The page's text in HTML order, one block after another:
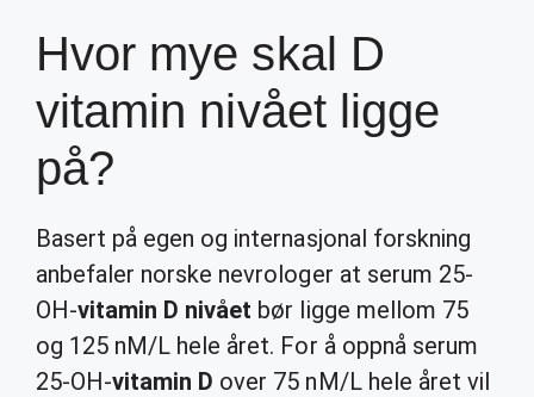
Hvor mye skal D
vitamin nivået ligge
på?
Basert på egen og internasjonal forskning
anbefaler norske nevrologer at serum 25-
OH-vitamin D nivået bør ligge mellom 75
og 125 nM/L hele året. For å oppnå serum
25-OH-vitamin D over 75 nM/L hele året vil